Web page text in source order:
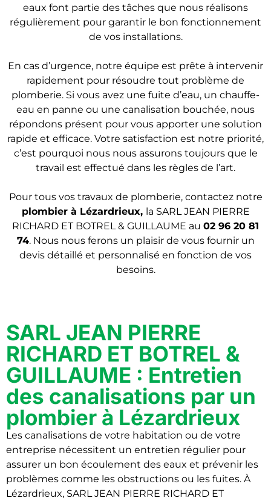
eaux font partie des tâches que nous réalisons
régulièrement pour garantir le bon fonctionnement
de vos installations.
En cas d’urgence, notre équipe est prête à intervenir
rapidement pour résoudre tout problème de
plomberie. Si vous avez une fuite d’eau, un chauffe-
eau en panne ou une canalisation bouchée, nous
répondons présent pour vous apporter une solution
rapide et efficace. Votre satisfaction est notre priorité,
c’est pourquoi nous nous assurons toujours que le
travail est effectué dans les règles de l’art.
Pour tous vos travaux de plomberie, contactez notre
plombierà Lézardrieux, la SARL JEAN PIERRE
RICHARD ET BOTREL & GUILLAUME au 02 96 20 81
74. Nous nous ferons un plaisir de vous fournir un
devis détaillé et personnalisé en fonction de vos
besoins.
SARL JEAN PIERRE
RICHARD ET BOTREL &
GUILLAUME : Entretien
des canalisations par un
plombier à Lézardrieux
Les canalisations de votre habitation ou de votre
entreprise nécessitent un entretien régulier pour
assurer un bon écoulement des eaux et prévenir les
problèmes comme les obstructions ou les fuites. À
Lézardrieux, SARL JEAN PIERRE RICHARD ET